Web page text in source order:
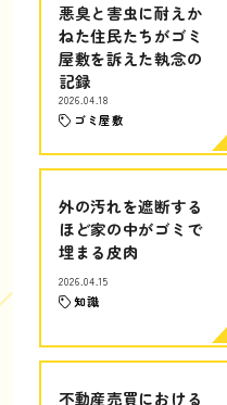
悪臭と害虫に耐えか
ねた住民たちがゴミ
屋敷を訴えた執念の
記録
2026.04.18
ゴミ屋敷
外の汚れを遮断する
ほど家の中がゴミで
埋まる皮肉
2026.04.15
知識
不動産売買における